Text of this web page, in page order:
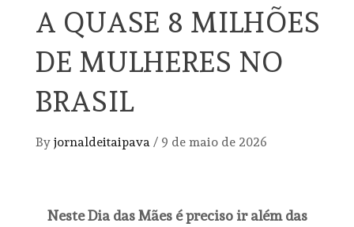
A QUASE 8 MILHÕES
DE MULHERES NO
BRASIL
By jornaldeitaipava / 9 de maio de 2026
Neste Dia das Mães é preciso ir além das